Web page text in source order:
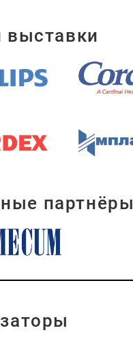
выставки
партнёры